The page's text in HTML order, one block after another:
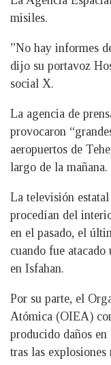
misiles.
”No hay informes
dijo su portavoz
social X.
La agencia de
provocaron
aeropuertos de
largo de la mañana.
La televisión
procedían del
en el pasado, el
cuando fue
en Isfahan.
Por su parte, el
Atómica (OIEA)
producido daños
tras las